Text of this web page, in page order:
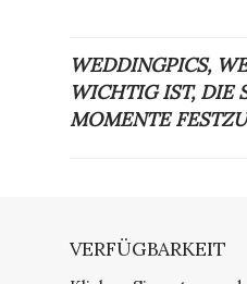
WEDDINGPICS,
WICHTIG IST, DIE
MOMENTE
VERFÜGBARKEIT